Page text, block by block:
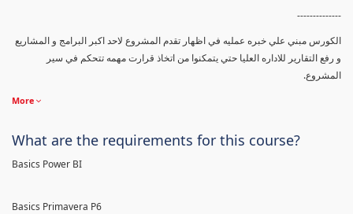
--------------
الكورس مبني علي خبره عمليه في اظهار تقدم المشروع لاحد اكبر البرامج و المشاريع
و رفع التقارير للاداره العليا حتي يتمكنوا من اتخاذ قرارت مهمه تتحكم في سير
المشروع.
More
What are the requirements for this course?
Basics Power BI
Basics Primavera P6